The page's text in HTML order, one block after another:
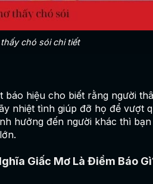
chó sói chi tiết
báo hiệu cho biết rằng người
nhiệt tình giúp đỡ họ để vượt
hưởng đến người khác thì
Giấc Mơ Là Điềm Báo